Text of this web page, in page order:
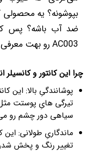
بپوشونه؟ یه محصولی
AC003 رو بهت معرفی می‌کنم!
چرا این کانتور و کانسیلر
پوشانندگیِ بالا: این
تیرگی هایِ پوستت
سیاهی دور چشم رو
ماندگاریِ طولانی:
تغییر رنگ و پخش